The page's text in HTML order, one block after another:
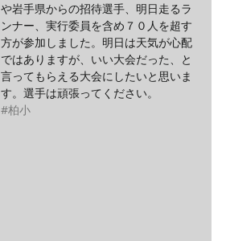
や岩手県からの招待選手、明日走るラ
ンナー、実行委員を含め７０人を超す
方が参加しました。明日は天気が心配
ではありますが、いい大会だった、と
言ってもらえる大会にしたいと思いま
す。選手は頑張ってください。
#柏小